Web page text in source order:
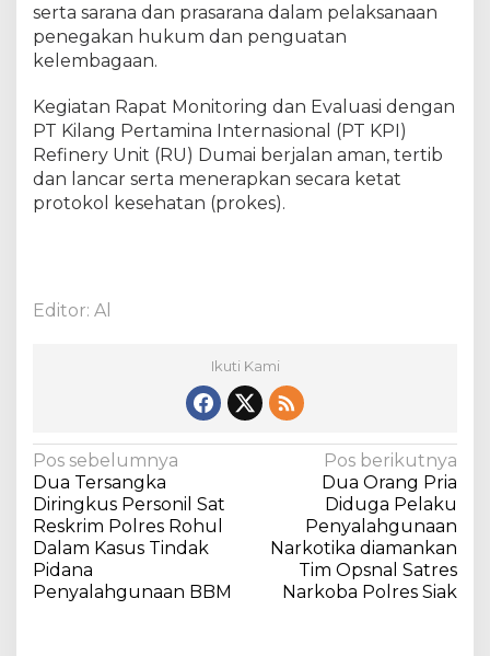
n
y
U
n
t
serta sarana dan prasarana dalam pelaksanaan
penegakan hukum dan penguatan
kelembagaan.
Kegiatan Rapat Monitoring dan Evaluasi dengan
PT Kilang Pertamina Internasional (PT KPI)
Refinery Unit (RU) Dumai berjalan aman, tertib
dan lancar serta menerapkan secara ketat
protokol kesehatan (prokes).
Editor: Al
Ikuti Kami
N
a
v
i
g
Pos sebelumnya
Dua Tersangka
Diringkus Personil Sat
Reskrim Polres Rohul
Dalam Kasus Tindak
Pidana
Penyalahgunaan BBM
Pos berikutnya
Dua Orang Pria
Diduga Pelaku
Penyalahgunaan
Narkotika diamankan
Tim Opsnal Satres
Narkoba Polres Siak